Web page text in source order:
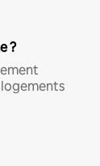
?